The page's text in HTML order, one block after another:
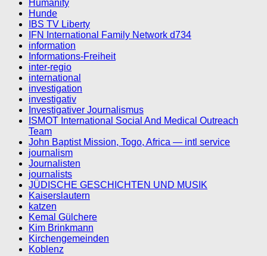
Humanity
Hunde
IBS TV Liberty
IFN International Family Network d734
information
Informations-Freiheit
inter-regio
international
investigation
investigativ
Investigativer Journalismus
ISMOT International Social And Medical Outreach
Team
John Baptist Mission, Togo, Africa — intl service
journalism
Journalisten
journalists
JÜDISCHE GESCHICHTEN UND MUSIK
Kaiserslautern
katzen
Kemal Gülchere
Kim Brinkmann
Kirchengemeinden
Koblenz